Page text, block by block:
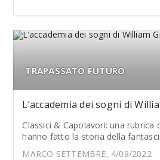
TRAPASSATO FUTURO
L’accademia dei sogni di
Classici & Capolavori: una rubrica
hanno fatto la storia della
MARCO SETTEMBRE, 4/09/2022